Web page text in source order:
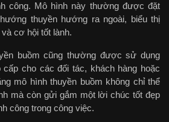
công. Mô hình này thường được đặt
thuyền hướng ra ngoài, biểu thị
cơ hội tốt lành.
buồm cũng thường được sử dụng
cho các đối tác, khách hàng hoặc
mô hình thuyền buồm không chỉ thể
mà còn gửi gắm một lời chúc tốt đẹp
công trong công việc.